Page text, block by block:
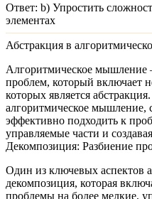
Ответ: b) Упростить
элементах
Абстракция в
Алгоритмическое мышление
проблем, который включает
которых является
алгоритмическое мышление,
эффективно подходить к
управляемые части и
Декомпозиция: Разбиение
Один из ключевых аспектов
декомпозиция, которая
проблемы на более мелкие,